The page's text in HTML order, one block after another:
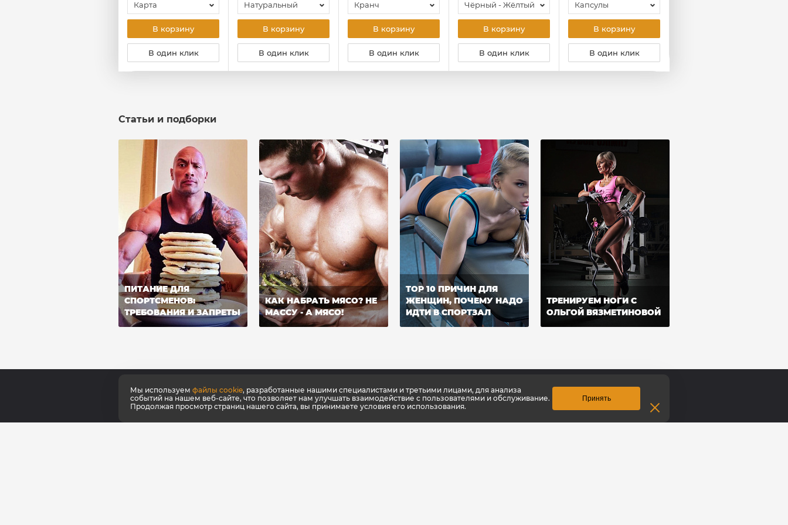
Карта
В корзину
В один клик
Натуральный
В корзину
В один клик
Кранч
В корзину
В один клик
Чёрный - Жёлтый
В корзину
В один клик
Капсулы
В корзину
В один клик
Статьи и подборки
ПИТАНИЕ ДЛЯ
СПОРТСМЕНОВ:
ТРЕБОВАНИЯ И ЗАПРЕТЫ
КАК НАБРАТЬ МЯСО? НЕ
МАССУ - А МЯСО!
TOP 10 ПРИЧИН ДЛЯ
ЖЕНЩИН, ПОЧЕМУ НАДО
ИДТИ В СПОРТЗАЛ
ТРЕНИРУЕМ НОГИ С
ОЛЬГОЙ ВЯЗМЕТИНОВОЙ
О компании
Сертификаты качества
Новости
Консультации тренера
Каталог
Спортивное питание
Контакты
Мы используем файлы cookie, разработанные нашими специалистами и третьими лицами, для анализа
событий на нашем веб-сайте, что позволяет нам улучшать взаимодействие с пользователями и обслуживание.
Продолжая просмотр страниц нашего сайта, вы принимаете условия его использования.
Принять